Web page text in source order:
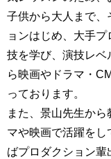
子供から大人まで、
ョンはじめ、大手
技を学び、演技レ
ら映画やドラマ・
っております。
また、景山先生か
マや映画で活躍を
ばプロダクション